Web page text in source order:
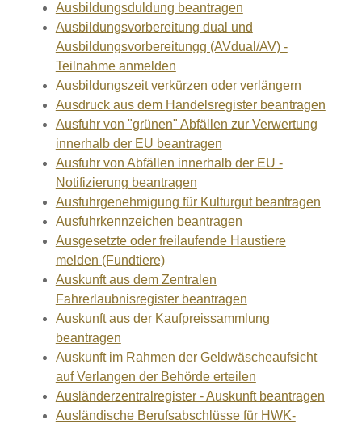
Ausbildungsduldung beantragen
Ausbildungsvorbereitung dual und
Ausbildungsvorbereitungg (AVdual/AV) -
Teilnahme anmelden
Ausbildungszeit verkürzen oder verlängern
Ausdruck aus dem Handelsregister beantragen
Ausfuhr von "grünen" Abfällen zur Verwertung
innerhalb der EU beantragen
Ausfuhr von Abfällen innerhalb der EU -
Notifizierung beantragen
Ausfuhrgenehmigung für Kulturgut beantragen
Ausfuhrkennzeichen beantragen
Ausgesetzte oder freilaufende Haustiere
melden (Fundtiere)
Auskunft aus dem Zentralen
Fahrerlaubnisregister beantragen
Auskunft aus der Kaufpreissammlung
beantragen
Auskunft im Rahmen der Geldwäscheaufsicht
auf Verlangen der Behörde erteilen
Ausländerzentralregister - Auskunft beantragen
Ausländische Berufsabschlüsse für HWK-